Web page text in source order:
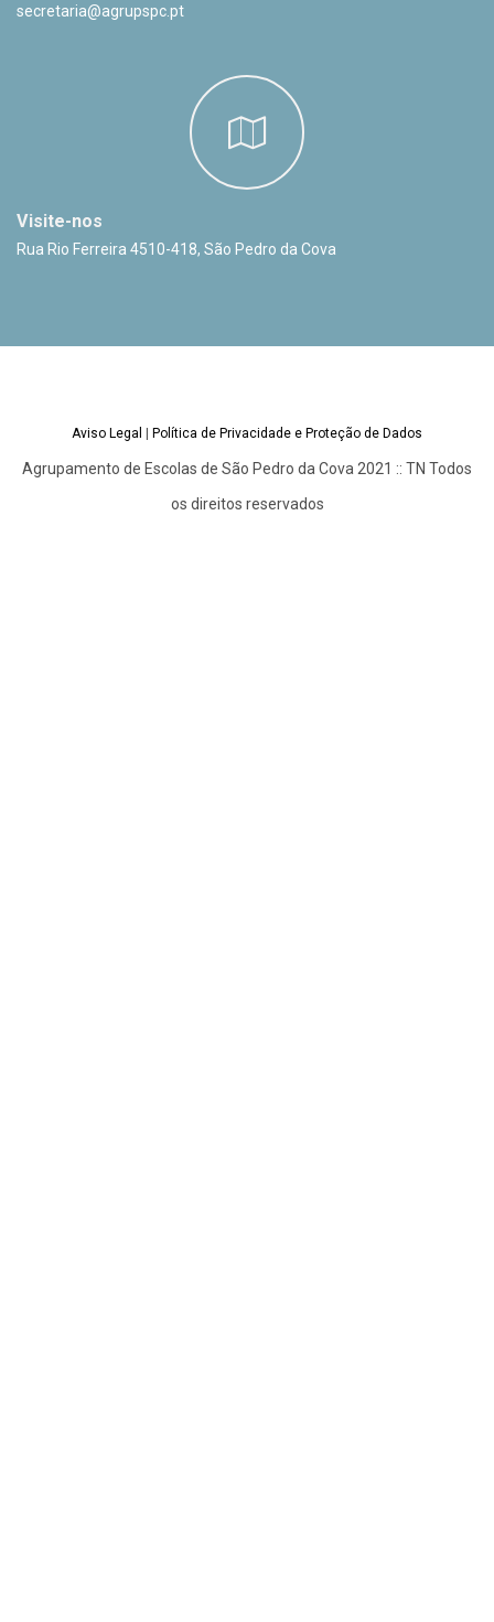
secretaria@agrupspc.pt
Visite-nos
Rua Rio Ferreira 4510-418, São Pedro da Cova
Aviso Legal | Política de Privacidade e Proteção de Dados
Agrupamento de Escolas de São Pedro da Cova 2021 :: TN Todos
os direitos reservados